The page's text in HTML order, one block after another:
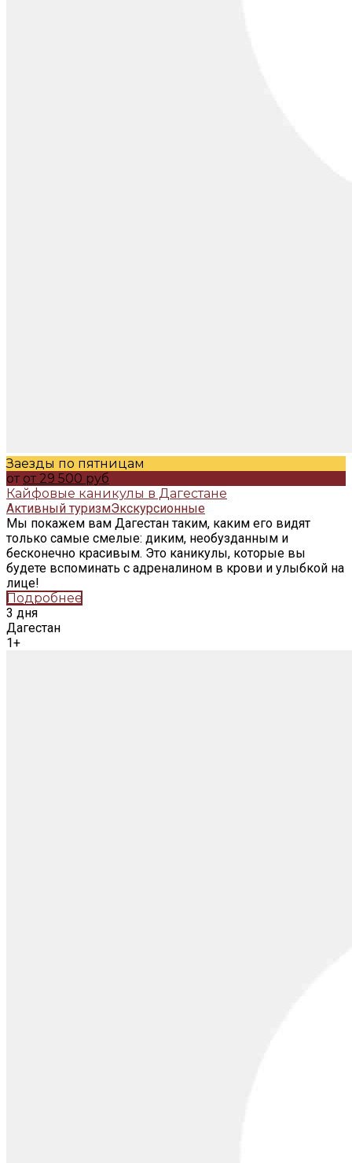
Заезды по пятницам
от от 29 500 руб
Кайфовые каникулы в Дагестане
Активный туризмЭкскурсионные
Мы покажем вам Дагестан таким, каким его видят
только самые смелые: диким, необузданным и
бесконечно красивым. Это каникулы, которые вы
будете вспоминать с адреналином в крови и улыбкой на
лице!
Подробнее
3 дня
Дагестан
1+